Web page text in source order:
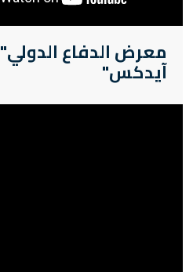
معرض الدفاع الدولي"
آيدكس"